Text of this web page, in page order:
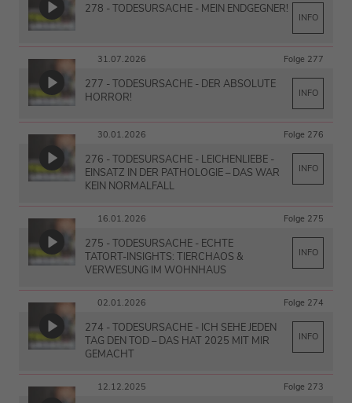
278 - TODESURSACHE - MEIN ENDGEGNER!
INFO
31.07.2026 Folge 277
277 - TODESURSACHE - DER ABSOLUTE
HORROR!
INFO
30.01.2026 Folge 276
276 - TODESURSACHE - LEICHENLIEBE -
EINSATZ IN DER PATHOLOGIE – DAS WAR
KEIN NORMALFALL
INFO
16.01.2026 Folge 275
275 - TODESURSACHE - ECHTE
TATORT‑INSIGHTS: TIERCHAOS &
VERWESUNG IM WOHNHAUS
INFO
02.01.2026 Folge 274
274 - TODESURSACHE - ICH SEHE JEDEN
TAG DEN TOD – DAS HAT 2025 MIT MIR
GEMACHT
INFO
12.12.2025 Folge 273